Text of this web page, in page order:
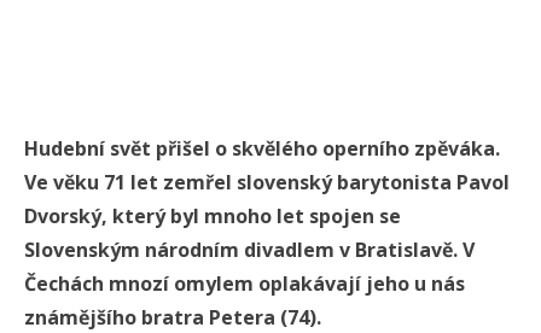
Hudební svět přišel o skvělého operního zpěváka.
Ve věku 71 let zemřel slovenský barytonista Pavol
Dvorský, který byl mnoho let spojen se
Slovenským národním divadlem v Bratislavě. V
Čechách mnozí omylem oplakávají jeho u nás
známějšího bratra Petera (74).